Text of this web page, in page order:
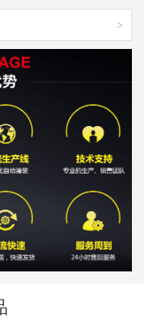
>
分享 >